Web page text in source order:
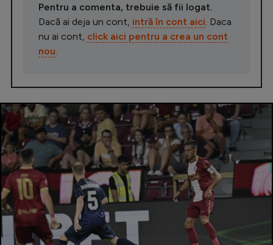
Pentru a comenta, trebuie să fii logat.
Dacă ai deja un cont, intră în cont aici. Daca
nu ai cont, click aici pentru a crea un cont
nou.